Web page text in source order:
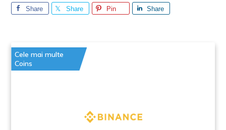
Share Share Pin Share
Cele mai multe
Coins